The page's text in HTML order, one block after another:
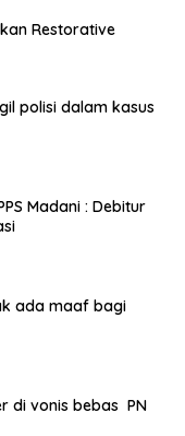
Restorative
polisi dalam kasus
Madani : Debitur
ada maaf bagi
di vonis bebas PN